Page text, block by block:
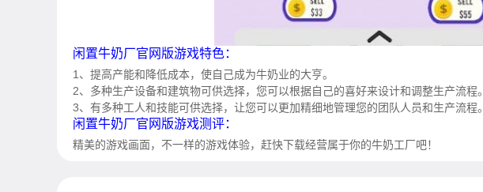
闲置牛奶厂官网版游戏特色：
1、提高产能和降低成本，使自己成为牛奶业的大亨。
2、多种生产设备和建筑物可供选择，您可以根据自己的喜好来设计和调整生产流程。
3、有多种工人和技能可供选择，让您可以更加精细地管理您的团队人员和生产流程。
闲置牛奶厂官网版游戏测评：
精美的游戏画面，不一样的游戏体验，赶快下载经营属于你的牛奶工厂吧！